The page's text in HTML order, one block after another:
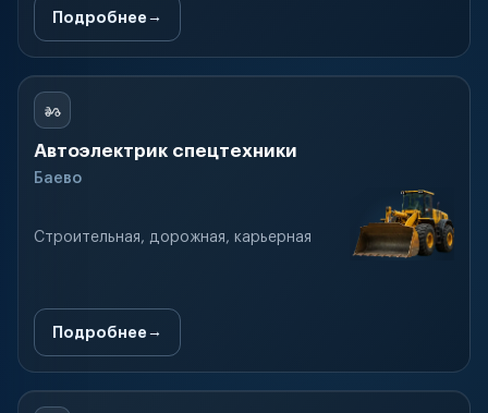
Подробнее
Автоэлектрик спецтехники
Баево
Строительная, дорожная, карьерная
Подробнее